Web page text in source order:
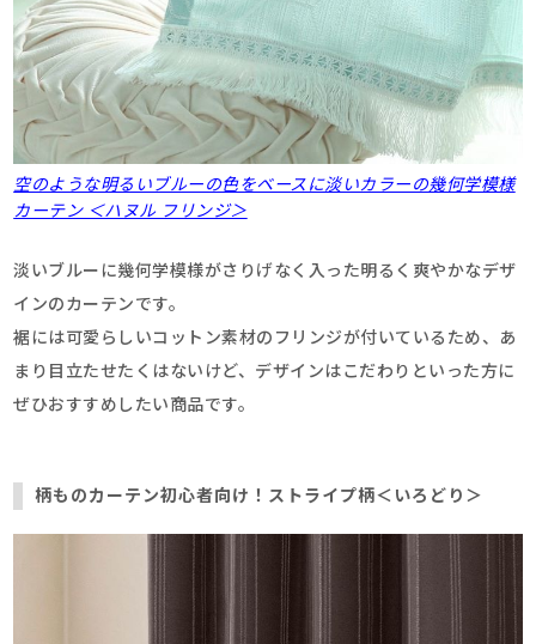
空のような明るいブルーの色をベースに淡いカラーの幾何学模様
カーテン ＜ハヌル フリンジ＞
淡いブルーに幾何学模様がさりげなく入った明るく爽やかなデザ
インのカーテンです。
裾には可愛らしいコットン素材のフリンジが付いているため、あ
まり目立たせたくはないけど、デザインはこだわりといった方に
ぜひおすすめしたい商品です。
柄ものカーテン初心者向け！ストライプ柄＜いろどり＞